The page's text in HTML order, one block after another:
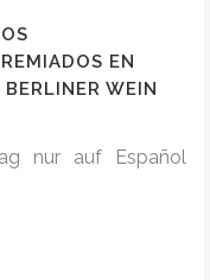
EN
BERLINER WEIN
nur auf Español